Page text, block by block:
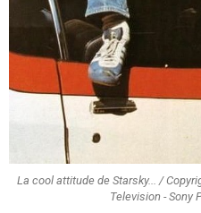
La cool attitude de Starsky... /
Television - Sony